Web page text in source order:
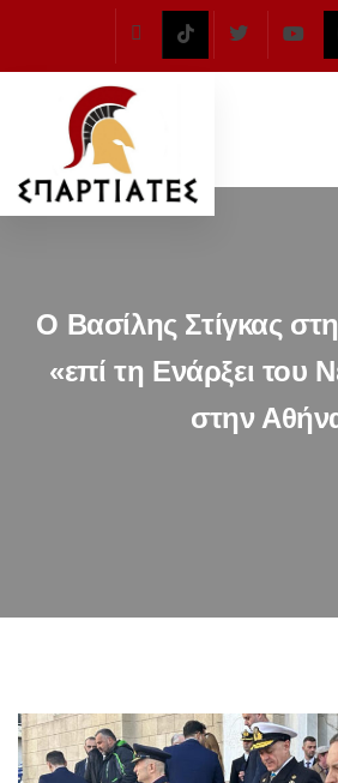
Ο Βασίλης Στίγκας
«επί τη Ενάρξει του
στην